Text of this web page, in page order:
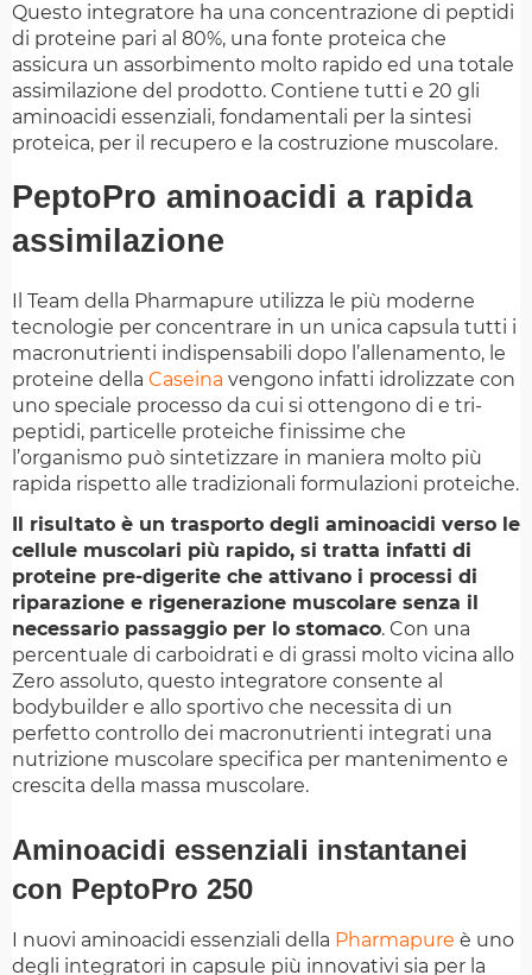
Questo integratore ha una concentrazione di peptidi
di proteine pari al 80%, una fonte proteica che
assicura un assorbimento molto rapido ed una totale
assimilazione del prodotto. Contiene tutti e 20 gli
aminoacidi essenziali, fondamentali per la sintesi
proteica, per il recupero e la costruzione muscolare.
PeptoPro aminoacidi a rapida
assimilazione
Il Team della Pharmapure utilizza le più moderne
tecnologie per concentrare in un unica capsula tutti i
macronutrienti indispensabili dopo l’allenamento, le
proteine della Caseina vengono infatti idrolizzate con
uno speciale processo da cui si ottengono di e tri-
peptidi, particelle proteiche finissime che
l’organismo può sintetizzare in maniera molto più
rapida rispetto alle tradizionali formulazioni proteiche.
Il risultato è un trasporto degli aminoacidi verso le
cellule muscolari più rapido, si tratta infatti di
proteine pre-digerite che attivano i processi di
riparazione e rigenerazione muscolare senza il
necessario passaggio per lo stomaco. Con una
percentuale di carboidrati e di grassi molto vicina allo
Zero assoluto, questo integratore consente al
bodybuilder e allo sportivo che necessita di un
perfetto controllo dei macronutrienti integrati una
nutrizione muscolare specifica per mantenimento e
crescita della massa muscolare.
Aminoacidi essenziali instantanei
con PeptoPro 250
I nuovi aminoacidi essenziali della Pharmapure è uno
degli integratori in capsule più innovativi sia per la